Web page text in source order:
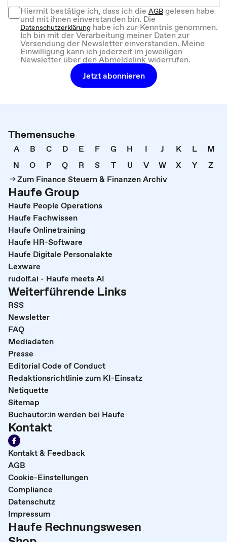
Hiermit bestätige ich, dass ich dieAGBgelesen habe
und mit ihnen einverstanden bin. Die
Datenschutzerklärung habe ich zur Kenntnis genommen.
Ich bin mit der Verarbeitung meiner Daten zur
Versendung der Newsletter einverstanden. Meine
Einwilligung kann ich jederzeit im jeweiligen
Newsletter über den Abmeldelink widerrufen.
Jetzt abonnieren
Themensuche
A B C D E F G H I J K L
M
N
O P Q R S T U V W X Y
Z
Zum Finance Steuern & Finanzen Archiv
Haufe Group
Haufe People Operations
Haufe Fachwissen
Haufe Onlinetraining
Haufe HR-Software
Haufe Digitale Personalakte
Lexware
rudolf.ai - Haufe meets AI
Weiterführende Links
RSS
Newsletter
FAQ
Mediadaten
Presse
Editorial Code of Conduct
Redaktionsrichtlinie zum KI-Einsatz
Netiquette
Sitemap
Buchautor:in werden bei Haufe
Kontakt
Kontakt & Feedback
AGB
Cookie-Einstellungen
Compliance
Datenschutz
Impressum
Haufe Rechnungswesen